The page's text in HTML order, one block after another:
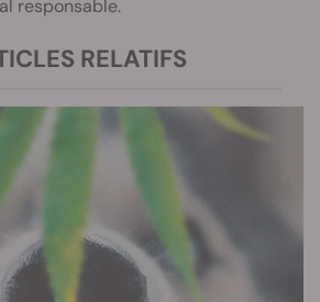
responsable.
RELATIFS